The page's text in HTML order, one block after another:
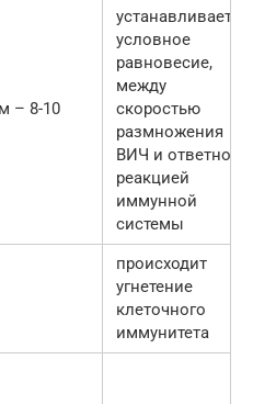
– 8-10
устанавливается
условное
равновесие,
между
скоростью
размножения
ВИЧ и ответной
реакцией
иммунной
системы
происходит
угнетение
клеточного
иммунитета